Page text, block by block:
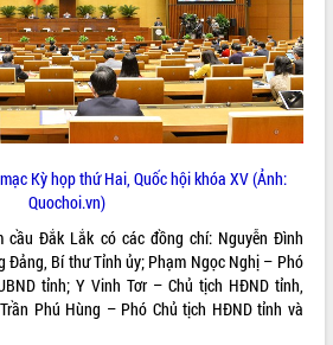
Kỳ họp thứ Hai, Quốc hội khóa XV (Ảnh:
Quochoi.vn)
cầu Đắk Lắk có các đồng chí: Nguyễn Đình
Đảng, Bí thư Tỉnh ủy; Phạm Ngọc Nghị – Phó
tỉnh; Y Vinh Tơr – Chủ tịch HĐND tỉnh,
Phú Hùng – Phó Chủ tịch HĐND tỉnh và